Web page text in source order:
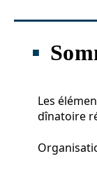
Les
dînatoire